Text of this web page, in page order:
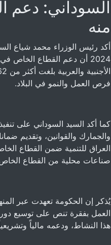
السوداني: دعم
منه
2024 أن دعم القطاع الخاص
فرص العمل والنمو في البلاد.
كما أكد السيد السوداني على
صناعات محلية من القطاع الخاص في
يُذكر إن الحكومة تعهدت عبر
العمل بفقرة تنص على توسيع دور
هذا النشاط، ودعمه مالياً